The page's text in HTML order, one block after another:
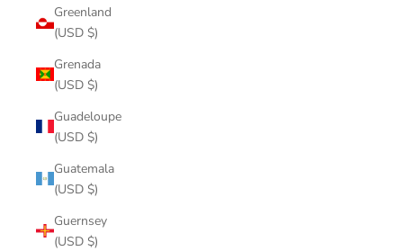
Greenland
(USD $)
Grenada
(USD $)
Guadeloupe
(USD $)
Guatemala
(USD $)
Guernsey
(USD $)